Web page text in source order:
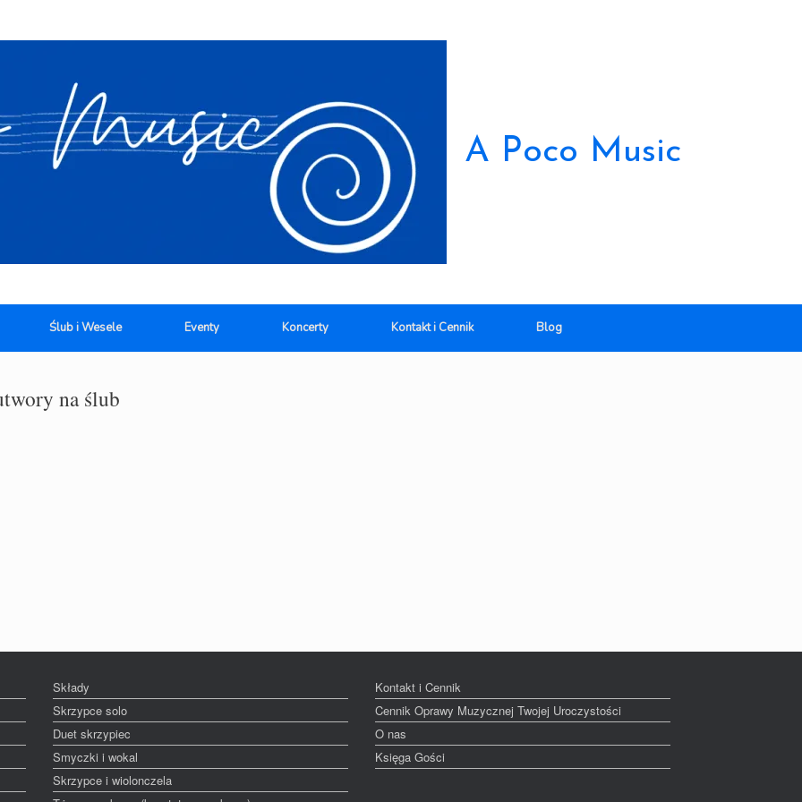
A Poco Music
Ślub i Wesele Eventy Koncerty Kontakt i Cennik Blog
na ślub
Składy
Skrzypce solo
Duet skrzypiec
Smyczki i wokal
Skrzypce i wiolonczela
Kontakt i Cennik
Cennik Oprawy Muzycznej Twojej Uroczystości
O nas
Księga Gości